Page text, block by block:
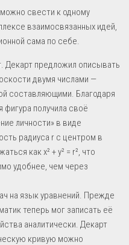
свести к одному
взаимосвязанных идей,
сама по себе.
Декарт предложил описывать
двумя числами —
составляющими. Благодаря
получила своё
личности» в виде
радиуса r с центром в
как x² + y² = r², что
удобнее, чем через
на язык уравнений. Прежде
теперь мог записать её
аналитически. Декарт
кривую можно